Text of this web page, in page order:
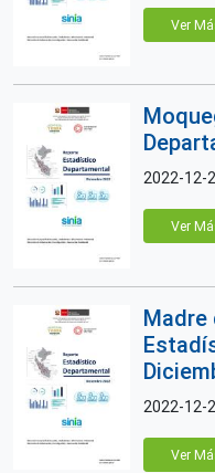
Ver
2022-12-
Ver
Madre
2022-12-
Ver